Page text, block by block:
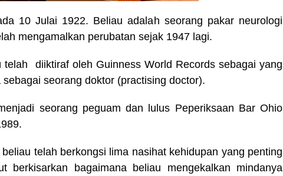
10 Julai 1922. Beliau adalah seorang pakar neurologi
mengamalkan perubatan sejak 1947 lagi.
telah diiktiraf oleh Guinness World Records sebagai yang
seorang doktor (practising doctor).
seorang peguam dan lulus Peperiksaan Bar Ohio
telah berkongsi lima nasihat kehidupan yang penting
berkisarkan bagaimana beliau mengekalkan mindanya